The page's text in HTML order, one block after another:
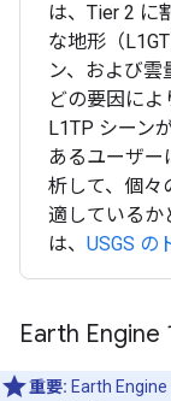
は、Tier 2 に
な地形（
ン、および
どの要因に
L1TP シーン
あるユーザー
析して、個々
適しているか
は、 USGS の
Earth Engine
重要: Earth